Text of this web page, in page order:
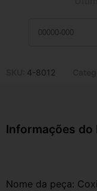
4-8012
Informações do
Nome da peça: